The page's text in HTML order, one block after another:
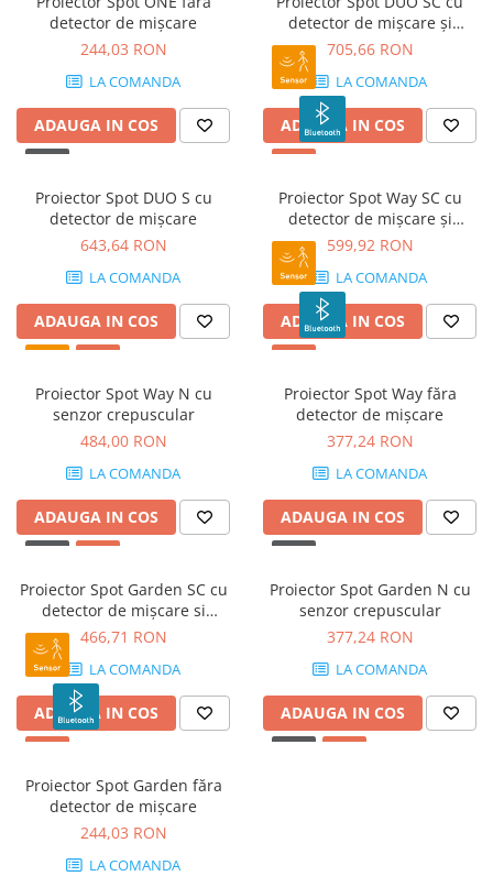
detector de mișcare
244,03 RON
LA COMANDA
ADAUGA IN COS
detector de mișcare și
Bluetooth
705,66 RON
LA COMANDA
ADAUGA IN COS
Proiector Spot DUO S cu
detector de mișcare
643,64 RON
LA COMANDA
ADAUGA IN COS
Proiector Spot Way SC cu
detector de mișcare și
Bluetooth
599,92 RON
LA COMANDA
ADAUGA IN COS
Proiector Spot Way N cu
senzor crepuscular
484,00 RON
LA COMANDA
ADAUGA IN COS
Proiector Spot Way făra
detector de mișcare
377,24 RON
LA COMANDA
ADAUGA IN COS
Proiector Spot Garden SC cu
detector de mișcare si
Bluetooth
466,71 RON
LA COMANDA
ADAUGA IN COS
Proiector Spot Garden N cu
senzor crepuscular
377,24 RON
LA COMANDA
ADAUGA IN COS
Proiector Spot Garden făra
detector de mișcare
244,03 RON
LA COMANDA